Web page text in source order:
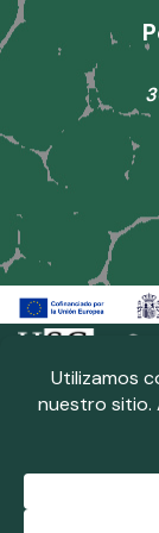
Neve
Política de